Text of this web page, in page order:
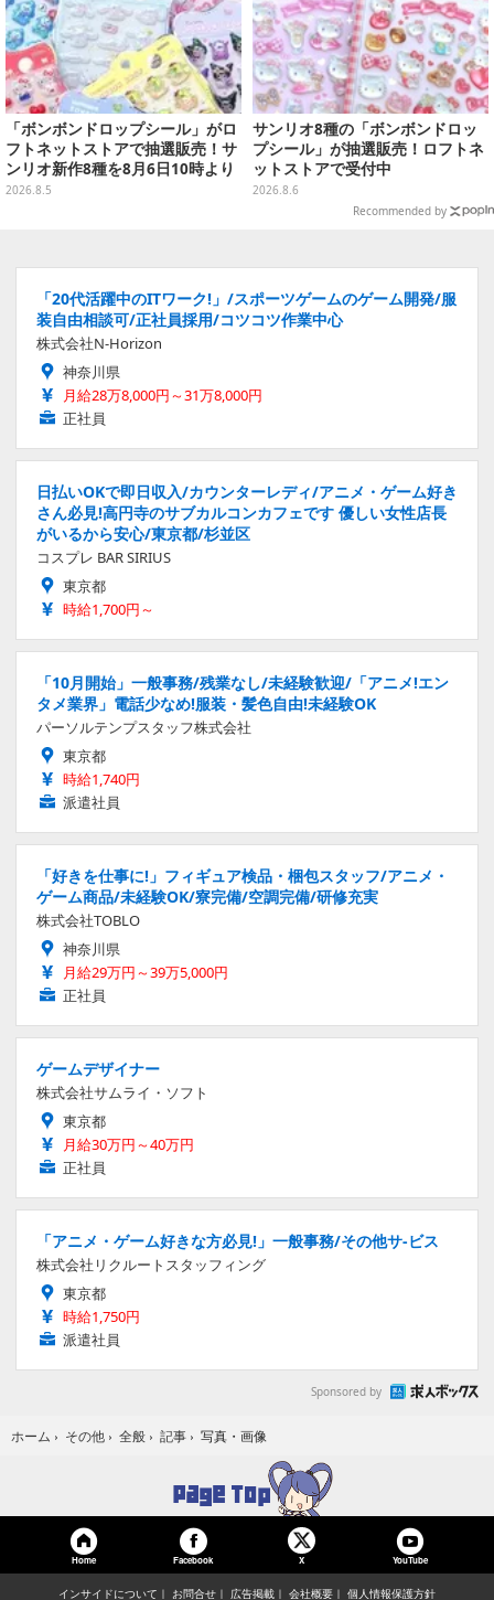
「ボンボンドロップシール」がロ
フトネットストアで抽選販売！サ
ンリオ新作8種を8月6日10時より
受付開始
2026.8.5
サンリオ8種の「ボンボンドロッ
プシール」が抽選販売！ロフトネ
ットストアで受付中
2026.8.6
Recommended by
「20代活躍中のITワーク!」/スポーツゲームのゲーム開発/服
装自由相談可/正社員採用/コツコツ作業中心
株式会社N-Horizon
神奈川県
月給28万8,000円～31万8,000円
正社員
日払いOKで即日収入/カウンターレディ/アニメ・ゲーム好き
さん必見!高円寺のサブカルコンカフェです 優しい女性店長
がいるから安心/東京都/杉並区
コスプレ BAR SIRIUS
東京都
時給1,700円～
「10月開始」一般事務/残業なし/未経験歓迎/「アニメ!エン
タメ業界」電話少なめ!服装・髪色自由!未経験OK
パーソルテンプスタッフ株式会社
東京都
時給1,740円
派遣社員
「好きを仕事に!」フィギュア検品・梱包スタッフ/アニメ・
ゲーム商品/未経験OK/寮完備/空調完備/研修充実
株式会社TOBLO
神奈川県
月給29万円～39万5,000円
正社員
ゲームデザイナー
株式会社サムライ・ソフト
東京都
月給30万円～40万円
正社員
「アニメ・ゲーム好きな方必見!」一般事務/その他サ-ビス
株式会社リクルートスタッフィング
東京都
時給1,750円
派遣社員
Sponsored by
ホーム › その他 › 全般 › 記事 › 写真・画像
Home Facebook X YouTube
インサイドについて お問合せ 広告掲載 会社概要 個人情報保護方針